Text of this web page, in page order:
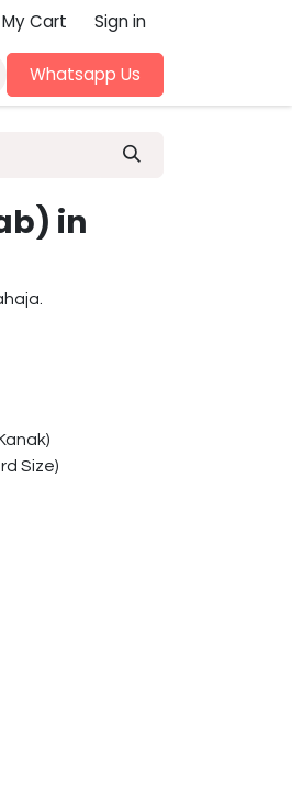
My Cart Sign in
Whatsapp Us
in
Size)